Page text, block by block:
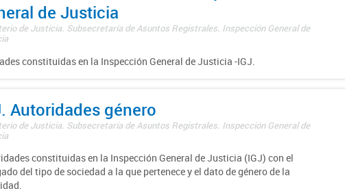
de Justicia
de Justicia. Subsecretaría de Asuntos Registrales. Inspección General de
constituidas en la Inspección General de Justicia -IGJ.
Autoridades género
de Justicia. Subsecretaría de Asuntos Registrales. Inspección General de
constituidas en la Inspección General de Justicia (IGJ) con el
del tipo de sociedad a la que pertenece y el dato de género de la